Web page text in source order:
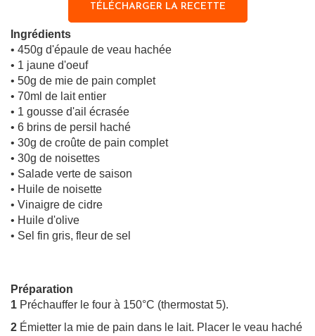
TÉLÉCHARGER LA RECETTE
Ingrédients
• 450g d'épaule de veau hachée
• 1 jaune d'oeuf
• 50g de mie de pain complet
• 70ml de lait entier
• 1 gousse d'ail écrasée
• 6 brins de persil haché
• 30g de croûte de pain complet
• 30g de noisettes
• Salade verte de saison
• Huile de noisette
• Vinaigre de cidre
• Huile d'olive
• Sel fin gris, fleur de sel
Préparation
1 Préchauffer le four à 150°C (thermostat 5).
2 Émietter la mie de pain dans le lait. Placer le veau haché